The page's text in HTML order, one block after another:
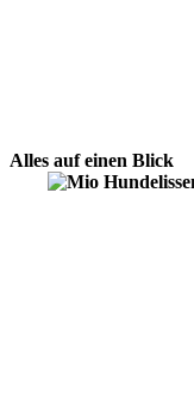
Alles auf einen Blick